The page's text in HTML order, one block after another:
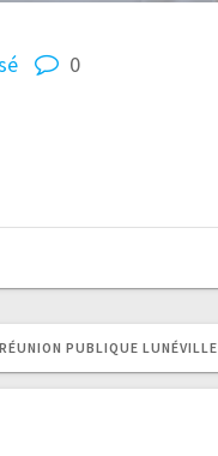
0
RÉUNION PUBLIQUE LUNÉVILLE